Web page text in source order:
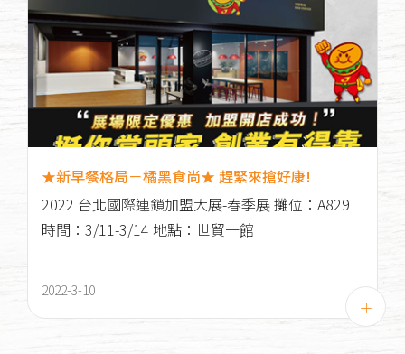
★新早餐格局－橘黑食尚★ 趕緊來搶好康!
2022 台北國際連鎖加盟大展-春季展 攤位：A829
時間：3/11-3/14 地點：世貿一館
2022-3-10